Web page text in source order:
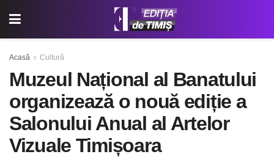
Acasă Cultură
Muzeul Național al Banatului
organizează o nouă ediție a
Salonului Anual al Artelor
Vizuale Timișoara